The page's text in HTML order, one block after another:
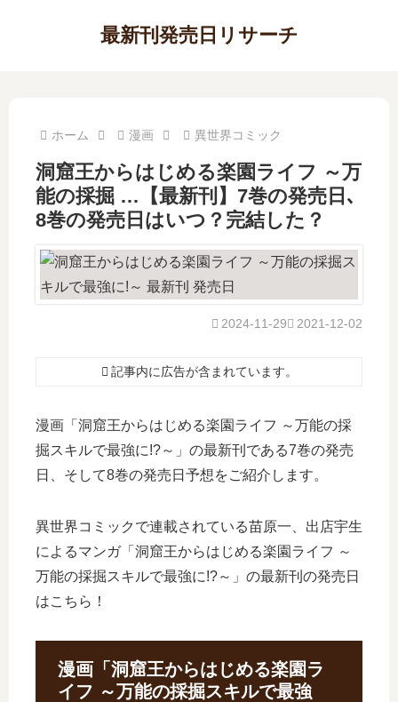
最新刊発売日リサーチ
ホーム 漫画 異世界コミック
洞窟王からはじめる楽園ライフ ～万
能の採掘 …【最新刊】7巻の発売日､
8巻の発売日はいつ？完結した？
2021-12-02
2024-11-29
記事内に広告が含まれています。
漫画「洞窟王からはじめる楽園ライフ ～万能の採
掘スキルで最強に!?～」の最新刊である7巻の発売
日、そして8巻の発売日予想をご紹介します。
異世界コミックで連載されている苗原一、出店宇生
によるマンガ「洞窟王からはじめる楽園ライフ ～
万能の採掘スキルで最強に!?～」の最新刊の発売日
はこちら！
漫画「洞窟王からはじめる楽園ラ
イフ ～万能の採掘スキルで最強